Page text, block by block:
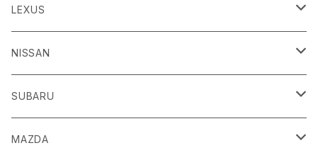
86
H24/4～R3/8 ZN6
GR86
R3/10～ ZN8
ｂＢ
H17/12～H28/8 20系
ｂZ４X
LEXUS
ＣＴ
H23/1～R4/11
ＥＳ
H30/10～
ＧＳ
NISSAN
ＡＤ
H18/12～ Y12
ＧＴ－Ｒ
SUBARU
ＢＲＺ
MAZDA